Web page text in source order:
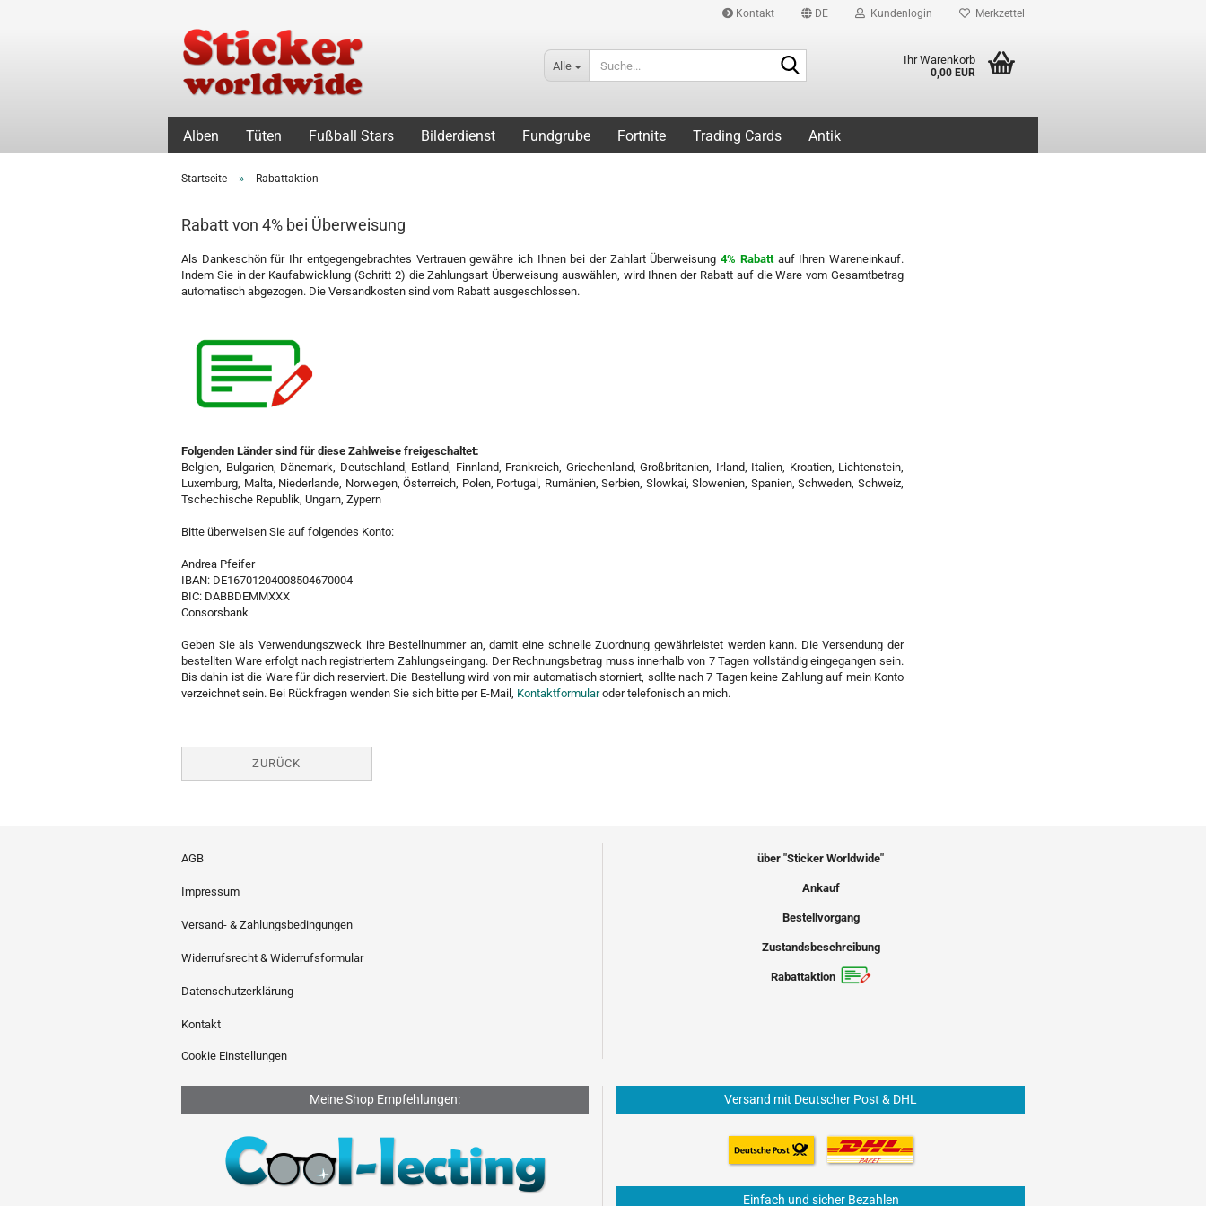
Kontakt DE Kundenlogin Merkzettel
Alle Ihr Warenkorb
0,00 EUR
Alben Tüten Fußball Stars Bilderdienst Fundgrube Fortnite Trading Cards Antik
Startseite » Rabattaktion
Rabatt von 4% bei Überweisung
Als Dankeschön für Ihr entgegengebrachtes Vertrauen gewähre ich Ihnen bei der Zahlart Überweisung4% Rabattauf Ihren Wareneinkauf.
Indem Sie in der Kaufabwicklung (Schritt 2) die Zahlungsart Überweisung auswählen, wird Ihnen der Rabatt auf die Ware vom Gesamtbetrag
automatisch abgezogen. Die Versandkosten sind vom Rabatt ausgeschlossen.
Folgenden Länder sind für diese Zahlweise freigeschaltet:
Belgien, Bulgarien, Dänemark, Deutschland, Estland, Finnland, Frankreich, Griechenland, Großbritanien, Irland, Italien, Kroatien, Lichtenstein,
Luxemburg, Malta, Niederlande, Norwegen, Österreich, Polen, Portugal, Rumänien, Serbien, Slowkai, Slowenien, Spanien, Schweden, Schweiz,
Tschechische Republik, Ungarn, Zypern
Bitte überweisen Sie auf folgendes Konto:
Andrea Pfeifer
IBAN: DE16701204008504670004
BIC: DABBDEMMXXX
Consorsbank
Geben Sie als Verwendungszweck ihre Bestellnummer an, damit eine schnelle Zuordnung gewährleistet werden kann. Die Versendung der
bestellten Ware erfolgt nach registriertem Zahlungseingang. Der Rechnungsbetrag muss innerhalb von 7 Tagen vollständig eingegangen sein.
Bis dahin ist die Ware für dich reserviert. Die Bestellung wird von mir automatisch storniert, sollte nach 7 Tagen keine Zahlung auf mein Konto
verzeichnet sein. Bei Rückfragen wenden Sie sich bitte per E-Mail, Kontaktformularoder telefonisch an mich.
ZURÜCK
AGB
Impressum
Versand- & Zahlungsbedingungen
Widerrufsrecht & Widerrufsformular
Datenschutzerklärung
Kontakt
Cookie Einstellungen
über "Sticker Worldwide"
Ankauf
Bestellvorgang
Zustandsbeschreibung
Rabattaktion
Meine Shop Empfehlungen: Versand mit Deutscher Post & DHL
Einfach und sicher Bezahlen